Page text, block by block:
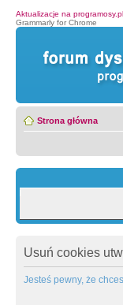
Aktualizacje na programosy.pl
Grammarly for Chrome
Strona główna
Usuń cookies
Jesteś pewny, że